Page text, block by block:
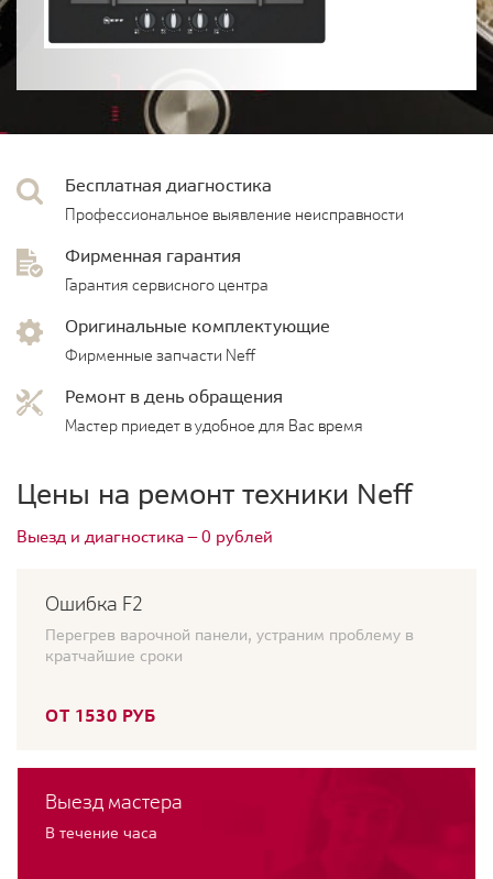
Бесплатная диагностика
Профессиональное выявление неисправности
Фирменная гарантия
Гарантия сервисного центра
Оригинальные комплектующие
Фирменные запчасти Neff
Ремонт в день обращения
Мастер приедет в удобное для Вас время
Цены на ремонт техники Neff
Выезд и диагностика — 0 рублей
Ошибка F2
Перегрев варочной панели, устраним проблему в
кратчайшие сроки
ОТ 1530 РУБ
Выезд мастера
В течение часа